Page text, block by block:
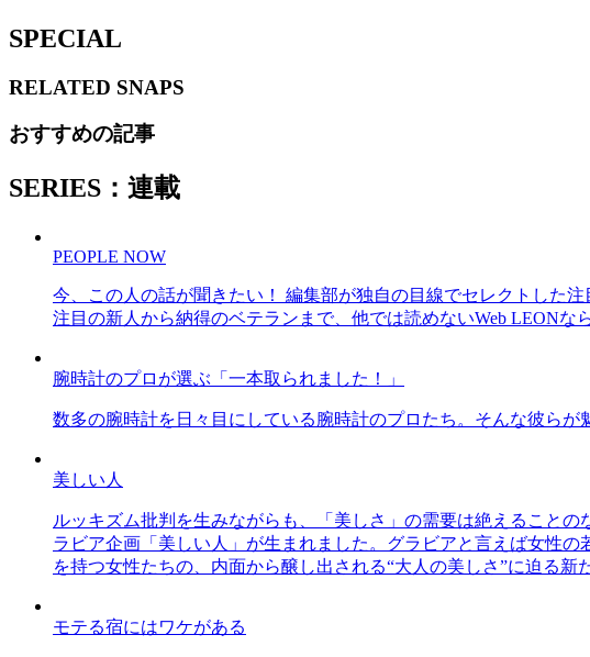
SPECIAL
RELATED SNAPS
おすすめの記事
SERIES：連載
PEOPLE NOW
今、この人の話が聞きたい！ 編集部が独自の目線でセレクトした
注目の新人から納得のベテランまで、他では読めないWeb LEONな
腕時計のプロが選ぶ「一本取られました！」
数多の腕時計を日々目にしている腕時計のプロたち。そんな彼ら
美しい人
ルッキズム批判を生みながらも、「美しさ」の需要は絶えること
ラビア企画「美しい人」が生まれました。グラビアと言えば女性
を持つ女性たちの、内面から醸し出される“大人の美しさ”に迫る新
モテる宿にはワケがある